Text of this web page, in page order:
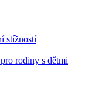
stížností
rodiny s dětmi